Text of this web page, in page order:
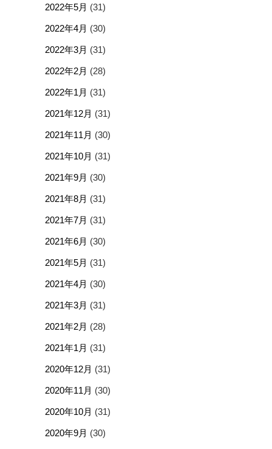
2022年5月 (31)
2022年4月 (30)
2022年3月 (31)
2022年2月 (28)
2022年1月 (31)
2021年12月 (31)
2021年11月 (30)
2021年10月 (31)
2021年9月 (30)
2021年8月 (31)
2021年7月 (31)
2021年6月 (30)
2021年5月 (31)
2021年4月 (30)
2021年3月 (31)
2021年2月 (28)
2021年1月 (31)
2020年12月 (31)
2020年11月 (30)
2020年10月 (31)
2020年9月 (30)